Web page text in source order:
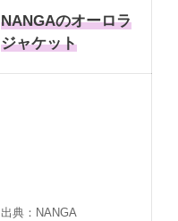
NANGAのオーロラ
ジャケット
出典：NANGA